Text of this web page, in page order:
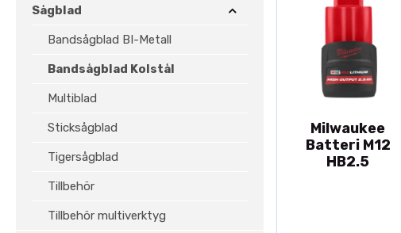
Sågblad
Bandsågblad BI-Metall
Bandsågblad Kolstål
Multiblad
Sticksågblad
Tigersågblad
Tillbehör
Tillbehör multiverktyg
Milwaukee
Batteri M12
HB2.5